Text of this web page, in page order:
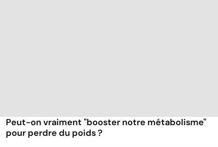
Peut-on vraiment "booster notre métabolisme"
pour perdre du poids ?